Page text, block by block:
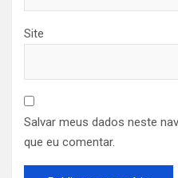
Site
Salvar meus dados neste
que eu comentar.